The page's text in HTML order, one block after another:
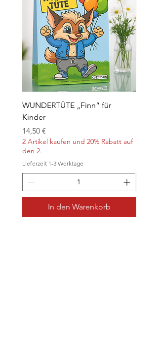
WUNDERTÜTE „Finn“ für
Kinder
Preis
14,50 €
2 Artikel kaufen und 20% Rabatt auf
den 2.
Lieferzeit 1-3 Werktage
In den Warenkorb
Preis
8,90 €
2
den 2.